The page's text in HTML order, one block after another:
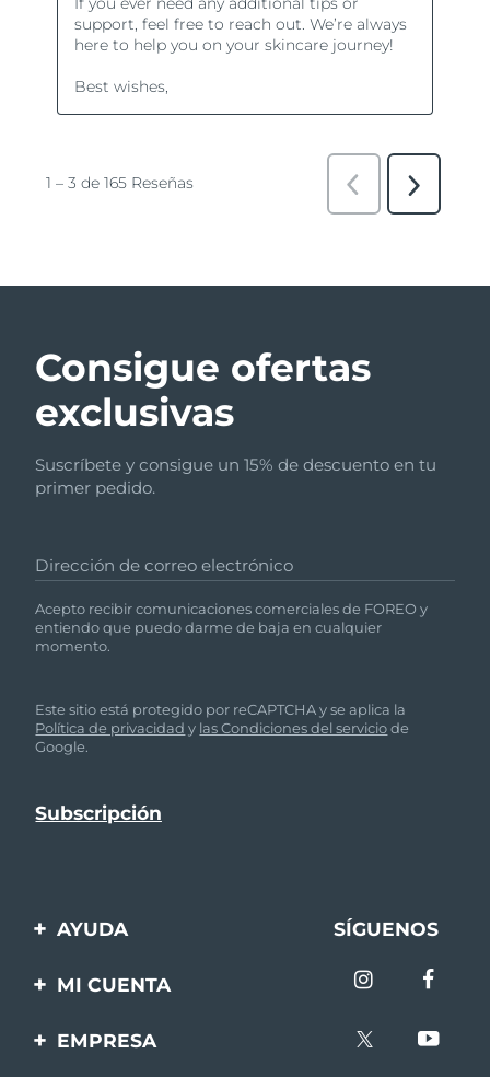
Consigue ofertas
exclusivas
Suscríbete y consigue un 15% de descuento en tu
primer pedido.
Dirección de correo electrónico
Acepto recibir comunicaciones comerciales de FOREO y
entiendo que puedo darme de baja en cualquier
momento.
Este sitio está protegido por reCAPTCHA y se aplica la
Política de privacidad y las Condiciones del serviciode
Google.
AYUDA
Contáctanos
SÍGUENOS
MI CUENTA
Registro de productos
EMPRESA